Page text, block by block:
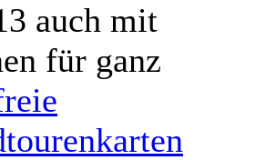
auch mit
für ganz